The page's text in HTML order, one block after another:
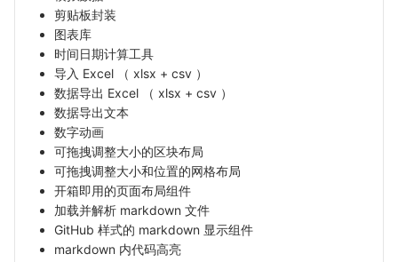
剪贴板封装
图表库
时间日期计算工具
导入 Excel （ xlsx + csv ）
数据导出 Excel （ xlsx + csv ）
数据导出文本
数字动画
可拖拽调整大小的区块布局
可拖拽调整大小和位置的网格布局
开箱即用的页面布局组件
加载并解析 markdown 文件
GitHub 样式的 markdown 显示组件
markdown 内代码高亮